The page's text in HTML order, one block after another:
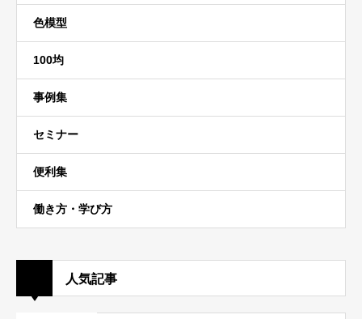
色模型
100均
事例集
セミナー
便利集
働き方・学び方
人気記事